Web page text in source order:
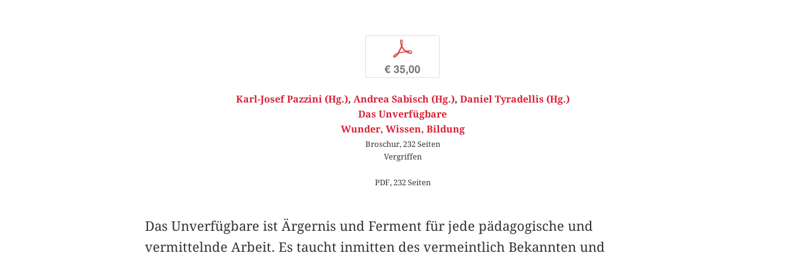
p
€ 35,00
Karl-Josef Pazzini (Hg.), Andrea Sabisch (Hg.), Daniel Tyradellis (Hg.)
Das Unverfügbare
Wunder, Wissen, Bildung
Broschur, 232 Seiten
Vergriffen
PDF, 232 Seiten
Das Unverfügbare ist Ärgernis und Ferment für jede pädagogische und
vermittelnde Arbeit. Es taucht inmitten des vermeintlich Bekannten und